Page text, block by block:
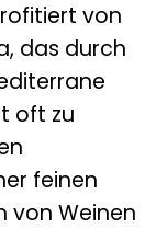
von
das durch
oft zu
feinen
von Weinen